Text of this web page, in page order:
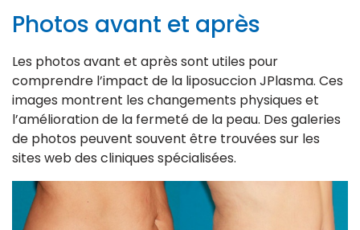
Photos avant et après
Les photos avant et après sont utiles pour
comprendre l’impact de la liposuccion JPlasma. Ces
images montrent les changements physiques et
l’amélioration de la fermeté de la peau. Des galeries
de photos peuvent souvent être trouvées sur les
sites web des cliniques spécialisées.